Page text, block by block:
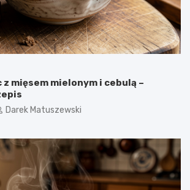
z mięsem mielonym i cebulą –
Darek Matuszewski